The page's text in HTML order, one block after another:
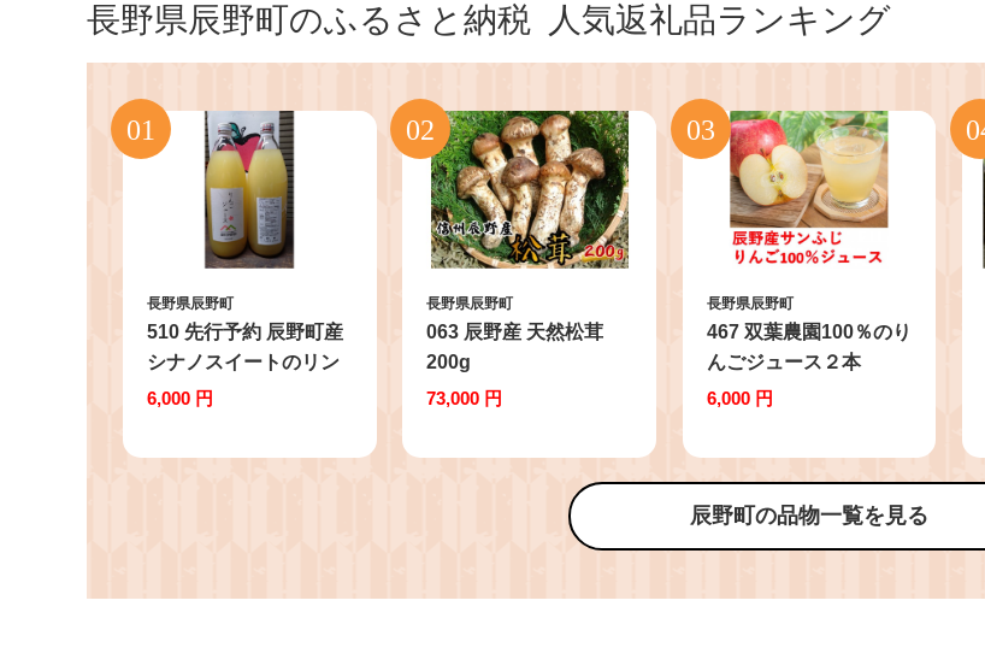
長野県辰野町のふるさと納税 人気返礼品ランキング
長野県辰野町
510 先行予約 辰野町産
シナノスイートのリン
ゴジュース 1箱(1L×2本
6,000 円
長野県辰野町
063 辰野産 天然松茸
200g
73,000 円
長野県辰野町
467 双葉農園100％のり
んごジュース２本
6,000 円
辰野町の品物一覧を見る